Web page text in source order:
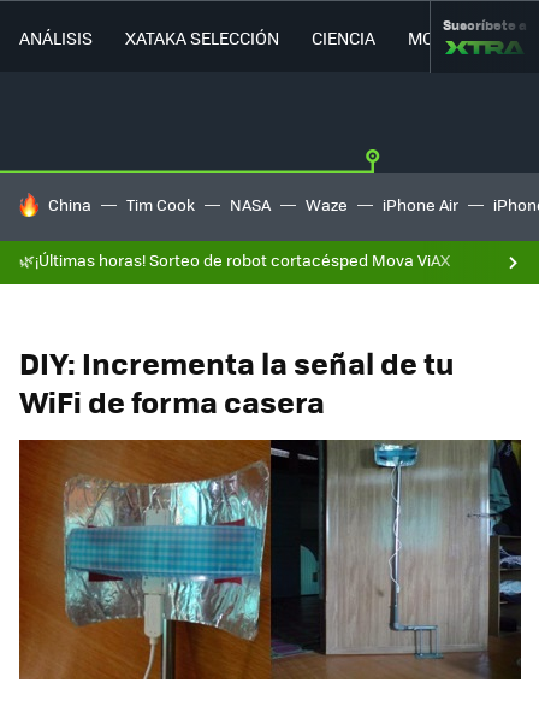
ANÁLISIS XATAKA SELECCIÓN CIENCIA MOVILIDAD
Suscríbete a
HOY SE HABLA DE
China Tim Cook NASA Waze iPhone Air
🌿¡Últimas horas! Sorteo de robot cortacésped Mova ViAX
DIY: Incrementa la señal de tu
WiFi de forma casera